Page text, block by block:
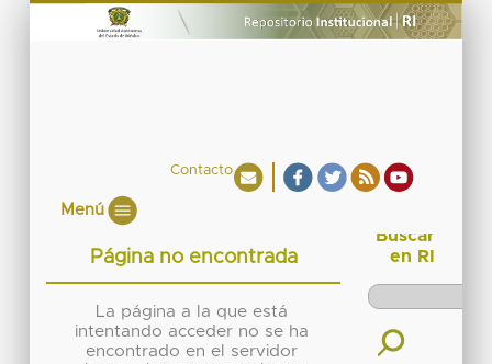
Contacto
Menú
Página no encontrada
La página a la que está
intentando acceder no se ha
encontrado en el servidor
Buscar
en RI